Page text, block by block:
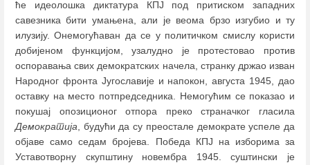
ће идеолошка диктатура КПЈ под притиском западних
савезника бити умањена, али је веома брзо изгубио и ту
илузију. Онемогућаван да се у политичком смислу користи
добијеном функцијом, узалудно је протестовао против
оспоравања свих демократских начела, странку држао изван
Народног фронта Југославије и напокон, августа 1945, дао
оставку на место потпредседника. Немогућим се показао и
покушај опозиционог отпора преко страначког гласила
Демократија , будући да су преосталe демократe успелe да
објаве само седам бројева. Победа КПЈ на изборима за
Уставотворну скупштину новембра 1945. суштински је